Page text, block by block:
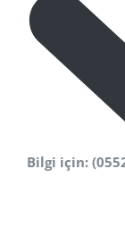
Bilgi için: